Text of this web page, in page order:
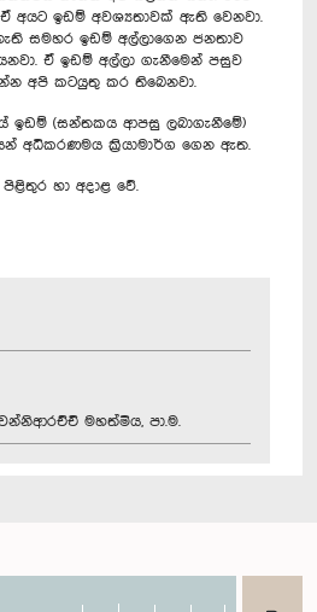
අයට ඉඩම් අවශ්‍යතාවක් ඇති වෙනවා.
සමහර ඉඩම් අල්ලාගෙන ජනතාව
ඒ ඉඩම් අල්ලා‍ ගැනීමෙන් පසුව
අපි කටයුතු කර තිබෙනවා.
ඉඩම් (සන්තකය ආපසු ලබාගැනීමේ)
අධිකරණමය ක්‍රියාමාර්ග ගෙන ඇත.
හා අදාළ වේ.
මහත්මිය, පා.ම.